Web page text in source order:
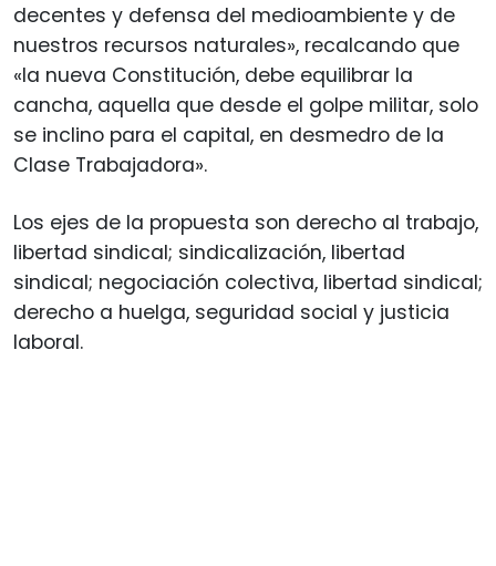
decentes y defensa del medioambiente y de
nuestros recursos naturales», recalcando que
«la nueva Constitución, debe equilibrar la
cancha, aquella que desde el golpe militar, solo
se inclino para el capital, en desmedro de la
Clase Trabajadora».
Los ejes de la propuesta son derecho al trabajo,
libertad sindical; sindicalización, libertad
sindical; negociación colectiva, libertad sindical;
derecho a huelga, seguridad social y justicia
laboral.